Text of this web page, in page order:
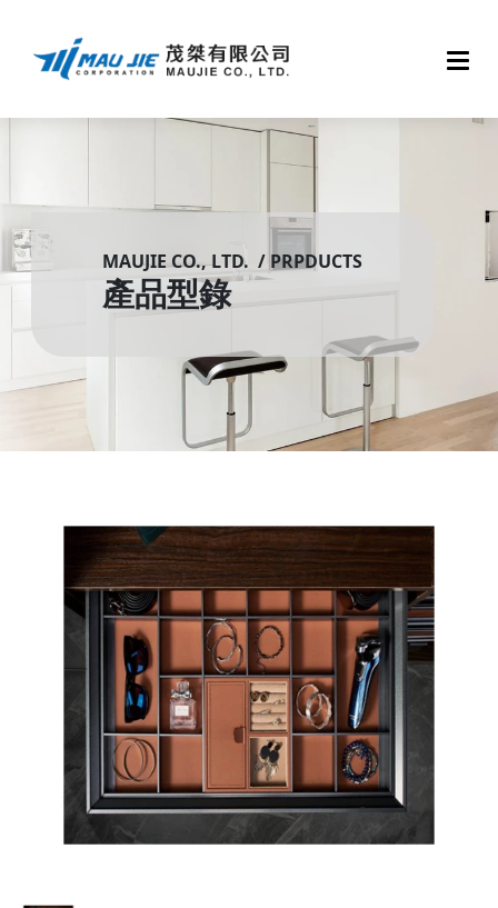
MAUJIE CO., LTD. / PRPDUCTS
產品型錄